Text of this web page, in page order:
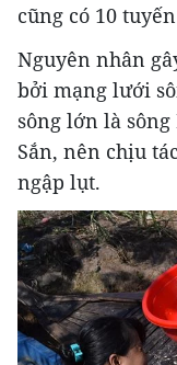
cũng có 10
Nguyên nhân
bởi mạng lưới
sông lớn là sông
Sắn, nên chịu
ngập lụt.